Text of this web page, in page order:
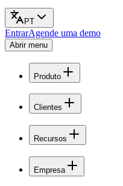
PT
EntrarAgende uma demo
Abrir menu
Produto
Clientes
Recursos
Empresa